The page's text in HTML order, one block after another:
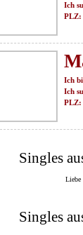
Ich
PLZ:
Ich
Ich
PLZ:
Singles
Liebe
Singles